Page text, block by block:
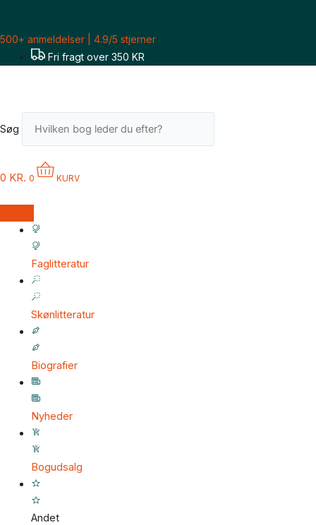
indholdet
500+ anmeldelser | 4.9/5 stjerner
Fri fragt over 350 KR
Søg
0 KR. 0 KURV
Faglitteratur
Skønlitteratur
Biografier
Nyheder
Bogudsalg
Andet